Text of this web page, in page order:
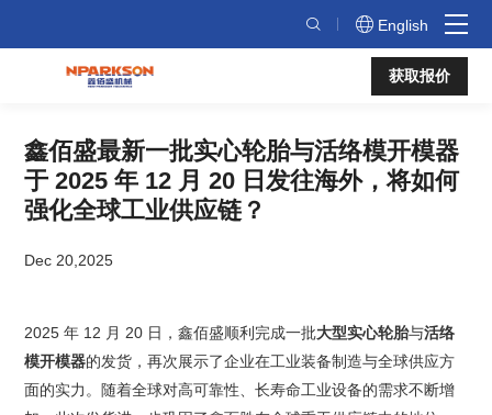
佰
新
一
轮
胎
English
获取报价
鑫佰盛最新一批实心轮胎与活络模开模器
于 2025 年 12 月 20 日发往海外，将如何
强化全球工业供应链？
Dec 20,2025
2025 年 12 月 20 日，鑫佰盛顺利完成一批大型实心轮胎与活络
模开模器的发货，再次展示了企业在工业装备制造与全球供应方
面的实力。随着全球对高可靠性、长寿命工业设备的需求不断增